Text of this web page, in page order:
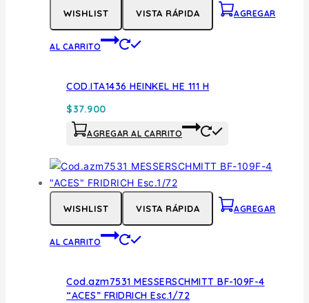
WISHLIST VISTA RÁPIDA AGREGAR
AL CARRITO
COD.ITA1436 HEINKEL HE 111 H
$37.900
AGREGAR AL CARRITO
WISHLIST VISTA RÁPIDA AGREGAR
AL CARRITO
Cod.azm7531 MESSERSCHMITT BF-109F-4
“ACES” FRIDRICH Esc.1/72